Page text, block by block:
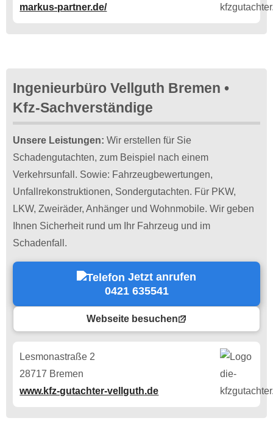
markus-partner.de/
Ingenieurbüro Vellguth Bremen •
Kfz-Sachverständige
Unsere Leistungen: Wir erstellen für Sie
Schadengutachten, zum Beispiel nach einem
Verkehrsunfall. Sowie: Fahrzeugbewertungen,
Unfallrekonstruktionen, Sondergutachten. Für PKW,
LKW, Zweiräder, Anhänger und Wohnmobile. Wir geben
Ihnen Sicherheit rund um Ihr Fahrzeug und im
Schadenfall.
Jetzt anrufen
0421 635541
Webseite besuchen
Lesmonastraße 2
28717 Bremen
www.kfz-gutachter-vellguth.de